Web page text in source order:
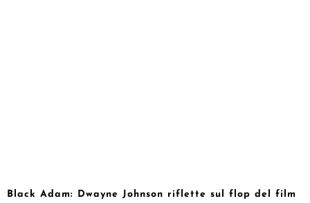
Black Adam: Dwayne Johnson riflette sul flop del film